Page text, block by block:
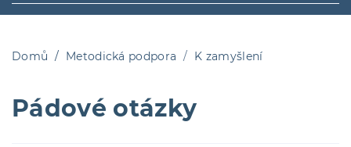
navigace
Domů Metodická podpora K zamyšlení
Pádové otázky